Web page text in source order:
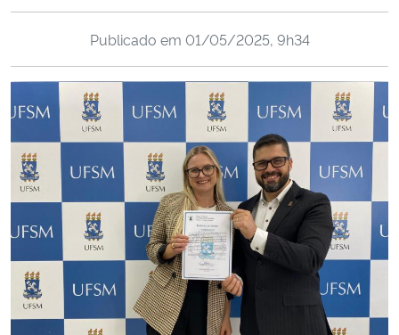
Ministério da Cidadania
Ministério de Minas e Energia
Ministério da Ciência, Tecnologia, Inovações e Comunicações
Ministério do Meio Ambiente
Ministério do Turismo
Ministério do Desenvolvimento Regional
Publicado em 01/05/2025, 9h34